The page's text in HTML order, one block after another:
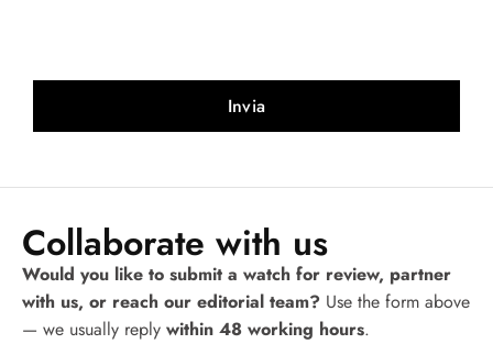
Invia
Collaborate with us
Would you like to submit a watch for review, partner
with us, or reach our editorial team? Use the form above
— we usually reply within 48 working hours.